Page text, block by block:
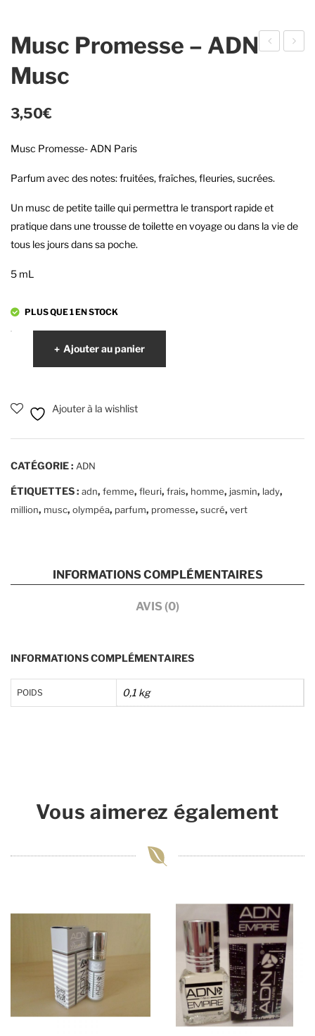
Mu
Musc Promesse – ADN
Musc
3,50€
Musc Promesse- ADN Paris
Parfum avec des notes: fruitées, fraîches, fleuries, sucrées.
Un musc de petite taille qui permettra le transport rapide et
pratique dans une trousse de toilette en voyage ou dans la vie de
tous les jours dans sa poche.
5 mL
PLUS QUE 1 EN STOCK
-
Ajouter au panier
Ajouter à la wishlist
CATÉGORIE : ADN
ÉTIQUETTES : adn, femme, fleuri, frais, homme, jasmin, lady,
million, musc, olympéa, parfum, promesse, sucré, vert
INFORMATIONS COMPLÉMENTAIRES
AVIS (0)
INFORMATIONS COMPLÉMENTAIRES
POIDS 0,1 kg
Vous aimerez également